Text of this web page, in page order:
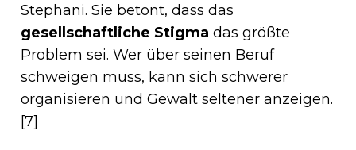
Stephani. Sie betont, dass das
gesellschaftliche Stigma das größte
Problem sei. Wer über seinen Beruf
schweigen muss, kann sich schwerer
organisieren und Gewalt seltener anzeigen.
[7]